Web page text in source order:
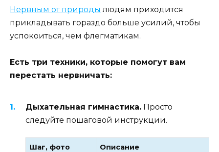
Нервным от природы людям приходится
прикладывать гораздо больше усилий, чтобы
успокоиться, чем флегматикам.
Есть три техники, которые помогут вам
перестать нервничать:
Дыхательная гимнастика. Просто
следуйте пошаговой инструкции.
Шаг, фото Описание